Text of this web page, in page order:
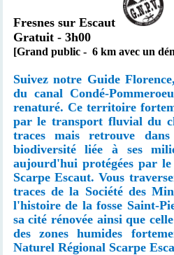
Fresnes sur Escaut
Gratuit - 3h00
[Grand public - 6 km avec un
Suivez notre Guide
du canal Condé-
renaturé. Ce territoire
par le transport fluvial du
traces mais retrouve
biodiversité liée à ses
aujourd'hui protégées par
Scarpe Escaut. Vous
traces de la Société des
l'histoire de la fosse Saint-
sa cité rénovée ainsi que
des zones humides
Naturel Régional Scarpe